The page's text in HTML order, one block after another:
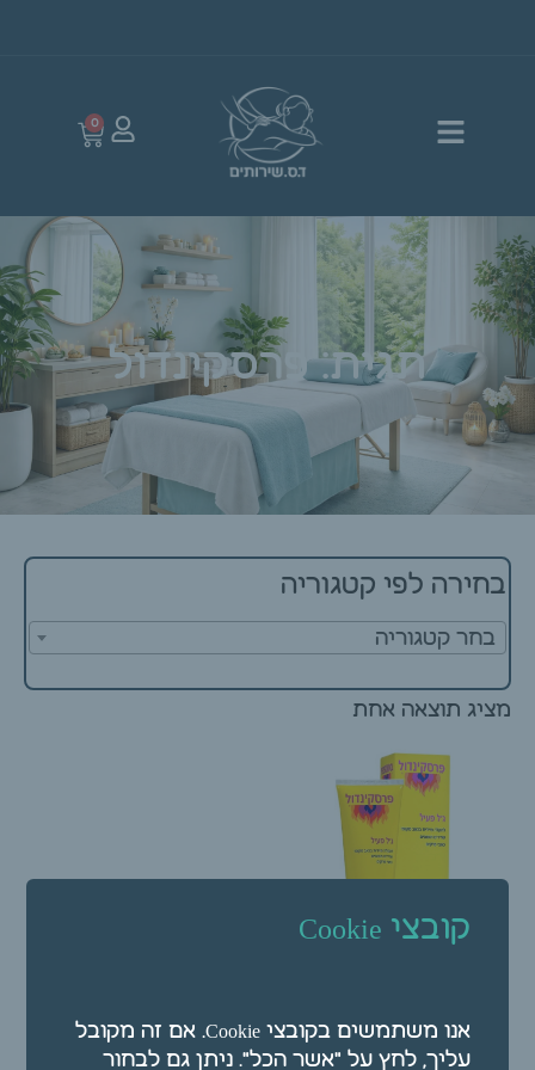
0
תגית: פרסקינדול
בחירה לפי קטגוריה
בחר קטגוריה
מציג תוצאה אחת
Preskindol
₪ 50.00
קובצי Cookie
אנו משתמשים בקובצי Cookie. אם זה מקובל
עליך, לחץ על "אשר הכל". ניתן גם לבחור